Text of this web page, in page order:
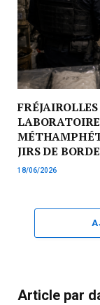
JIRS DE
18/06/2026
Article par